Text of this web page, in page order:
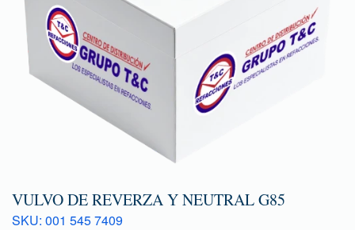
VULVO DE REVERZA Y NEUTRAL G85
SKU: 001 545 7409